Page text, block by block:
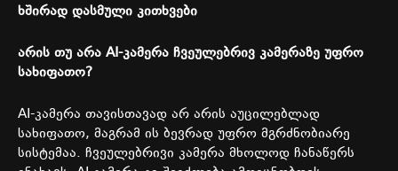
ხშირად დასმული კითხვები
არის თუ არა AI-კამერა ჩვეულებრივ კამერაზე უფრო
სახიფათო?
AI-კამერა თავისთავად არ არის აუცილებლად
სახიფათო, მაგრამ ის ბევრად უფრო მგრძნობიარე
სისტემაა. ჩვეულებრივი კამერა მხოლოდ ჩანაწერს